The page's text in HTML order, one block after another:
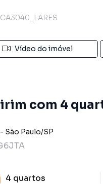
CA3040_LARES
Vídeo do imóvel
com 4
- São Paulo/SP
4 quartos